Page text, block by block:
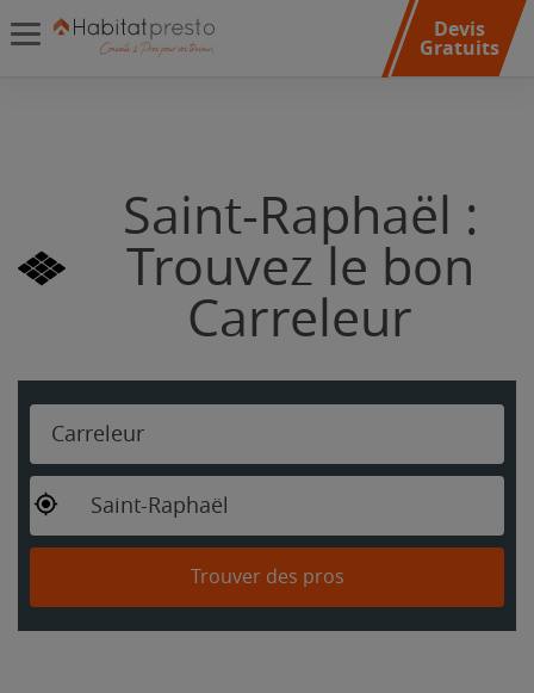
Devis
Gratuits
Saint-Raphaël :
Trouvez le bon
Carreleur
Carreleur
Saint-Raphaël
Trouver des pros